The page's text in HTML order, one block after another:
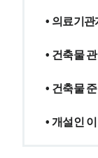
• 의료기
• 건축물
• 건축물
• 개설인